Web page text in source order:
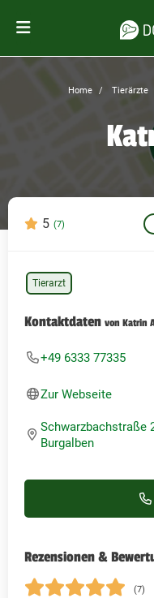
Home Tierärzte
5 (7)
Tierarzt
Kontaktdaten von Katrin
+49 6333 77335
Zur Webseite
Schwarzbachstraße
Burgalben
Rezensionen &
(7)